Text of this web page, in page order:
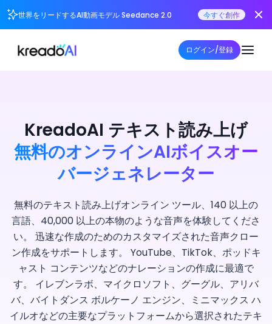
世界をリードするAI動画モデル Seedance 2.0 今すぐ創作
ログイン/登録
KreadoAI テキスト読み上げ
無料のオンラインAIボイスオー
バージェネレーター
無料のテキスト読み上げオンライン ツール、140 以上の
言語、40,000 以上の本物のような音声を体験してくださ
い。 迅速な作成のためのカスタマイズされた音声クロー
ン作成をサポートします。 YouTube、TikTok、ポッドキ
ャスト コンテンツなどのナレーションの作成に最適で
す。 イレブンラボ、マイクロソフト、グーグル、アリバ
バ、バイトダンス ボルケーノ エンジン、ミニマックス ハ
イルオなどの主要なプラットフォームから選択されたテキ